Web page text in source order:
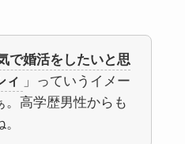
で婚活をしたいと思
ィ
」っていうイメー
。高学歴男性からも